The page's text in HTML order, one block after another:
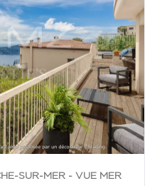
SUR-MER - VUE MER